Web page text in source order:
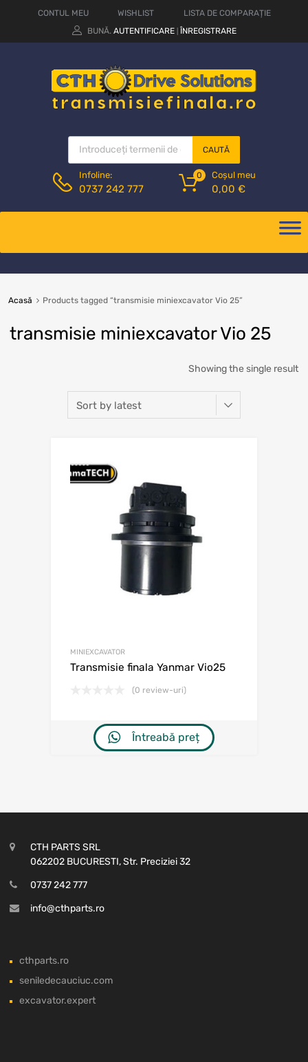
CONTUL MEU WISHLIST
LISTA DE COMPARAȚIE
BUNĂ. AUTENTIFICARE ÎNREGISTRARE
CAUTĂ
Infoline:
0737 242 777
Coșul meu
0,00 €
0
Acasă Products tagged “transmisie miniexcavator Vio 25”
transmisie miniexcavator Vio 25
Showing the single result
MINIEXCAVATOR
Transmisie finala Yanmar Vio25
(0 review-uri)
Întreabă preț
CTH PARTS SRL
062202 BUCURESTI, Str. Preciziei 32
0737 242 777
info@cthparts.ro
cthparts.ro
seniledecauciuc.com
excavator.expert